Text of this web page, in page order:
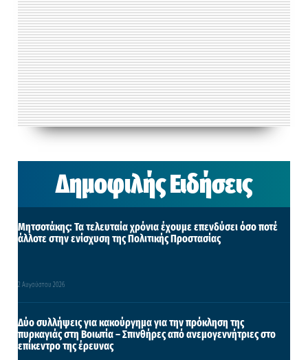
Δημοφιλής Ειδήσεις
Μητσοτάκης: Τα τελευταία χρόνια έχουμε επενδύσει όσο ποτέ
άλλοτε στην ενίσχυση της Πολιτικής Προστασίας
2 Αυγούστου 2026
Δύο συλλήψεις για κακούργημα για την πρόκληση της
πυρκαγιάς στη Βοιωτία – Σπινθήρες από ανεμογεννήτριες στο
επίκεντρο της έρευνας